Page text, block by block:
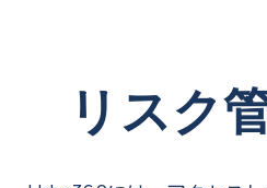
リスク